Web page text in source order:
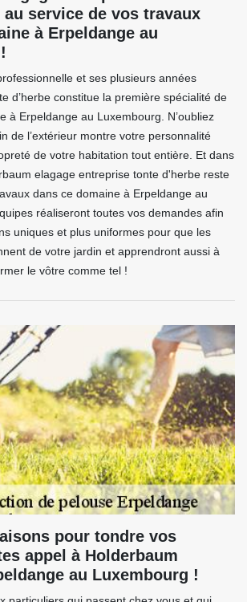
service de vos travaux
à Erpeldange au
et ses plusieurs années
d’herbe constitue la première spécialité de
à Erpeldange au Luxembourg. N’oubliez
de l’extérieur montre votre personnalité
de votre habitation tout entière. Et dans
elagage entreprise tonte d'herbe reste
dans ce domaine à Erpeldange au
réaliseront toutes vos demandes afin
uniques et plus uniformes pour que les
de votre jardin et apprendront aussi à
le vôtre comme tel !
pour tondre vos
appel à Holderbaum
au Luxembourg !